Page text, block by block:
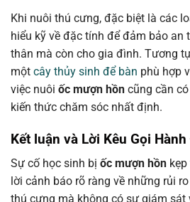
Khi nuôi thú cưng, đặc biệt là các
hiểu kỹ về đặc tính để đảm bảo an
thân mà còn cho gia đình. Tương
một cây thủy sinh để bàn phù hợp
việc nuôi ốc mượn hồn cũng cần
kiến thức chăm sóc nhất định.
Kết luận và Lời Kêu Gọi
Sự cố học sinh bị ốc mượn hồn
lời cảnh báo rõ ràng về những rủi
thú cưng mà không có sự giám sát